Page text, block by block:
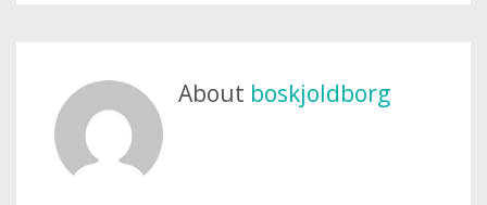
About boskjoldborg